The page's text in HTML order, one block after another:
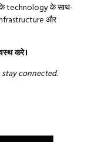
technology के साथ-
infrastructure और
करे।
connected.